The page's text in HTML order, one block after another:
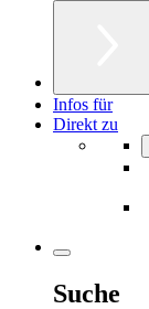
Infos für
Direkt zu
Suche